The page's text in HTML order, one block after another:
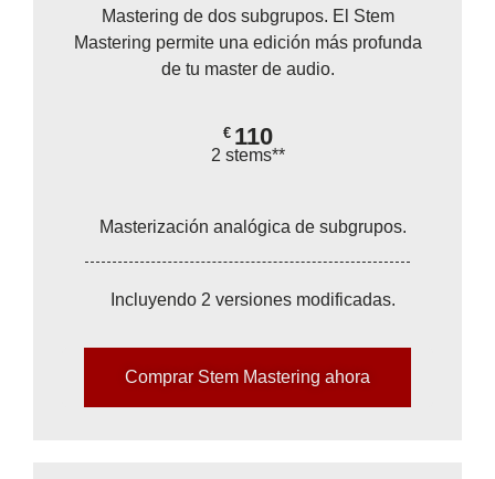
Mastering de dos subgrupos. El Stem
Mastering permite una edición más profunda
de tu master de audio.
€ 110
2 stems**
Masterización analógica de subgrupos.
Incluyendo 2 versiones modificadas.
Comprar Stem Mastering ahora